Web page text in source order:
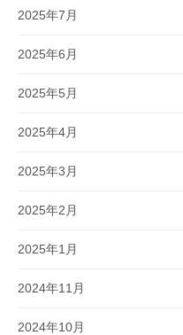
2025年7月
2025年6月
2025年5月
2025年4月
2025年3月
2025年2月
2025年1月
2024年11月
2024年10月